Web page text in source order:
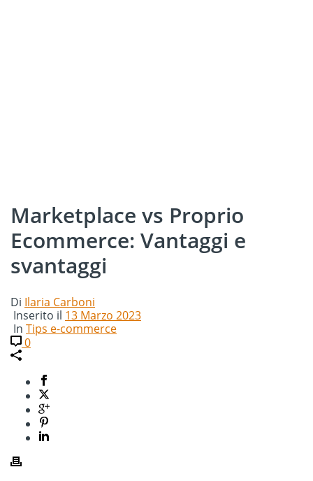
Marketplace vs Proprio
Ecommerce: Vantaggi e
svantaggi
Di Ilaria Carboni
Inserito il 13 Marzo 2023
In Tips e-commerce
0